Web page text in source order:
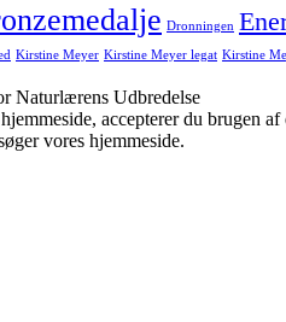
Dronningen
Kirstine Meyer Kirstine Meyer legat Kirstine
Naturlærens Udbredelse
accepterer du brugen
vores hjemmeside.